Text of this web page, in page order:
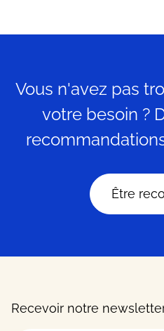
Vous n'avez pas
votre besoin ?
Être
Recevoir notre